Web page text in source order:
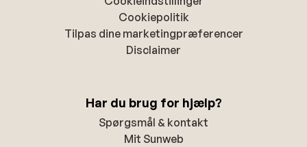
Cookiepolitik
Tilpas dine marketingpræferencer
Disclaimer
Har du brug for hjælp?
Spørgsmål & kontakt
Mit Sunweb